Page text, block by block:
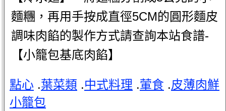
麵糰，再用手按成直徑5CM的圓形麵皮
調味肉餡的製作方式請查詢本站食譜-
【小籠包基底肉餡】
點心 .葉菜類 .中式料理 .葷食 .皮薄肉鮮
小籠包